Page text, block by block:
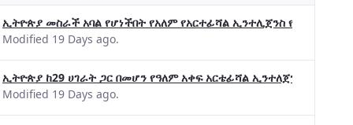
ኢትዮጵያ መስራች አባል የሆነችበት የአለም የአርተፊሻል ኢንተሊጀንስ የትብብር
Modified 19 Days ago.
ኢትዮጵያ ከ29 ሀገራት ጋር በመሆን የዓለም አቀፍ አርቴፊሻል ኢንተለጀንስ ትብብር
Modified 19 Days ago.